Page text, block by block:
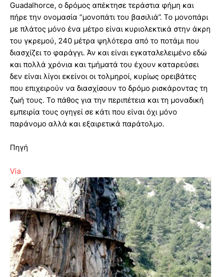
Guadalhorce, ο δρόμος απέκτησε τεράστια φήμη και
πήρε την ονομασία “μονοπάτι του βασιλιά”. Το μονοπάρι
με πλάτος μόνο ένα μέτρο είναι κυριολεκτικά στην άκρη
του γκρεμού, 240 μέτρα ψηλότερα από το ποτάμι που
διασχίζει το φαράγγι. Άν και είναι εγκαταλελειμένο εδώ
και πολλά χρόνια και τμήματά του έχουν καταρεύσει
δεν είναι λίγοι εκείνοι οι τολμηροί, κυρίως ορειβάτες
που επιχειρούν να διασχίσουν το δρόμο ρισκάροντας τη
ζωή τους. Το πάθος για την περιπέτεια και τη μοναδική
εμπειρία τους ογηγεί σε κάτι που είναι όχι μόνο
παράνομο αλλά και εξαιρετικά παράτολμο.
Πηγή
Via